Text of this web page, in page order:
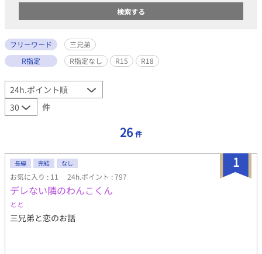
フリーワード
三兄弟
R指定
R指定なし R15 R18
件
26 件
1
長編 完結 なし
お気に入り : 11 24h.ポイント : 797
デレない隣のわんこくん
とと
三兄弟と恋のお話